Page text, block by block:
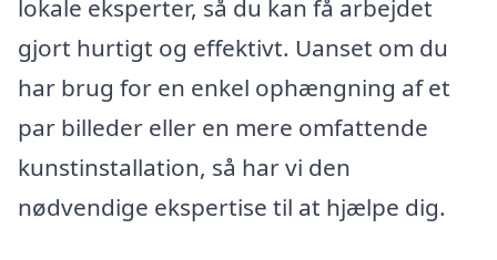
lokale eksperter, så du kan få arbejdet
gjort hurtigt og effektivt. Uanset om du
har brug for en enkel ophængning af et
par billeder eller en mere omfattende
kunstinstallation, så har vi den
nødvendige ekspertise til at hjælpe dig.